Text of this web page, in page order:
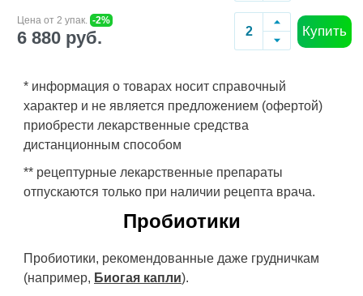
Цена от 2 упак. -2%
6 880 руб. Купить
* информация о товарах носит справочный
характер и не является предложением (офертой)
приобрести лекарственные средства
дистанционным способом
** рецептурные лекарственные препараты
отпускаются только при наличии рецепта врача.
Пробиотики
Пробиотики, рекомендованные даже грудничкам
(например, Биогая капли).